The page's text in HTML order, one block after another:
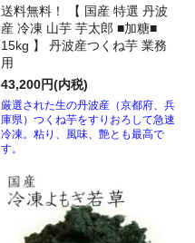
送料無料！ 【 国産 特選 丹波
産 冷凍 山芋 芋太郎 ■加糖■
15kg 】 丹波産つくね芋 業務
用
43,200円(内税)
厳選された生の丹波産（京都府、兵
庫県）つくね芋をすりおろして急速
冷凍。粘り、風味、艶とも最高で
す。